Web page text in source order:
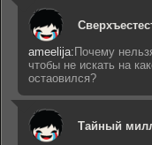
ameelija: Почему
чтобы не искать на
остаовился?
Тайный